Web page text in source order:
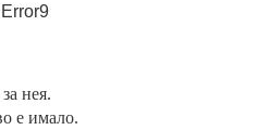
Error9
нея.
е имало.